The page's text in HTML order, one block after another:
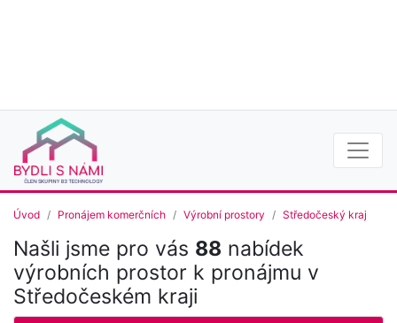
Úvod Pronájem komerčních Výrobní prostory Středočeský kraj
Našli jsme pro vás 88 nabídek
výrobních prostor k pronájmu v
Středočeském kraji